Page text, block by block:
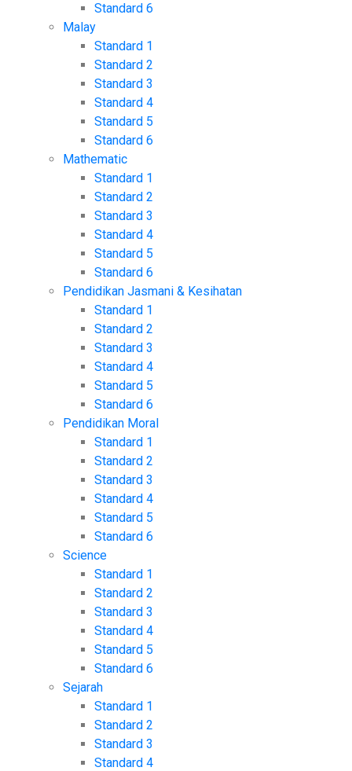
Standard 6
Malay
Standard 1
Standard 2
Standard 3
Standard 4
Standard 5
Standard 6
Mathematic
Standard 1
Standard 2
Standard 3
Standard 4
Standard 5
Standard 6
Pendidikan Jasmani & Kesihatan
Standard 1
Standard 2
Standard 3
Standard 4
Standard 5
Standard 6
Pendidikan Moral
Standard 1
Standard 2
Standard 3
Standard 4
Standard 5
Standard 6
Science
Standard 1
Standard 2
Standard 3
Standard 4
Standard 5
Standard 6
Sejarah
Standard 1
Standard 2
Standard 3
Standard 4